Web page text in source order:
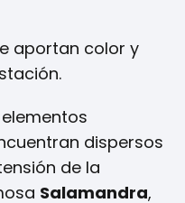
aportan color y
dispersos
de la
Salamandra,